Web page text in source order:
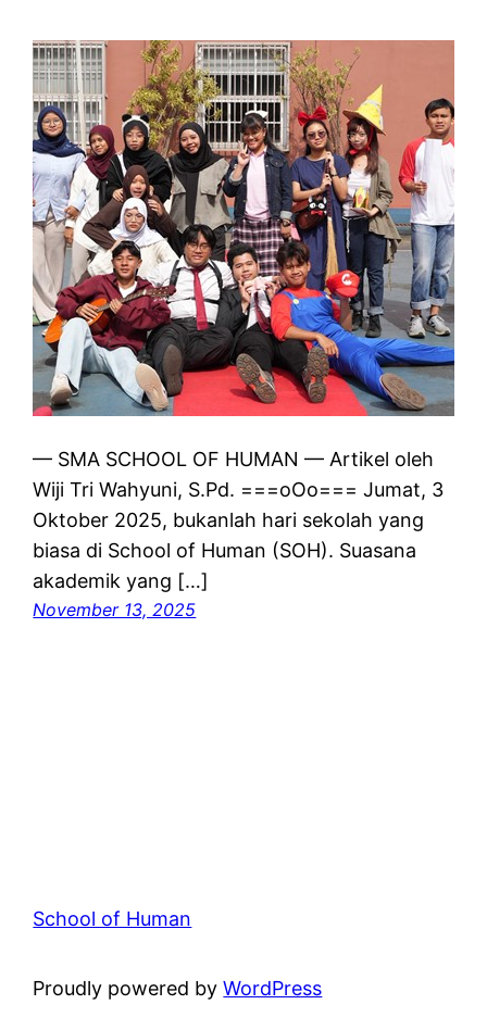
— SMA SCHOOL OF HUMAN — Artikel oleh
Wiji Tri Wahyuni, S.Pd. ===oOo=== Jumat, 3
Oktober 2025, bukanlah hari sekolah yang
biasa di School of Human (SOH). Suasana
akademik yang […]
November 13, 2025
School of Human
Proudly powered byWordPress